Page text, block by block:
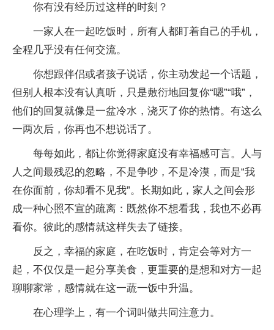
你有没有经历过这样的时刻？
一家人在一起吃饭时，所有人都盯着自己的手机，
全程几乎没有任何交流。
你想跟伴侣或者孩子说话，你主动发起一个话题，
但别人根本没有认真听，只是敷衍地回复你“嗯”“哦”，
他们的回复就像是一盆冷水，浇灭了你的热情。有这么
一两次后，你再也不想说话了。
每每如此，都让你觉得家庭没有幸福感可言。人与
人之间最残忍的忽略，不是争吵，不是冷漠，而是“我
在你面前，你却看不见我”。长期如此，家人之间会形
成一种心照不宣的疏离：既然你不想看我，我也不必再
看你。彼此的感情就这样失去了链接。
反之，幸福的家庭，在吃饭时，肯定会等对方一
起，不仅仅是一起分享美食，更重要的是想和对方一起
聊聊家常，感情就在这一蔬一饭中升温。
在心理学上，有一个词叫做共同注意力。